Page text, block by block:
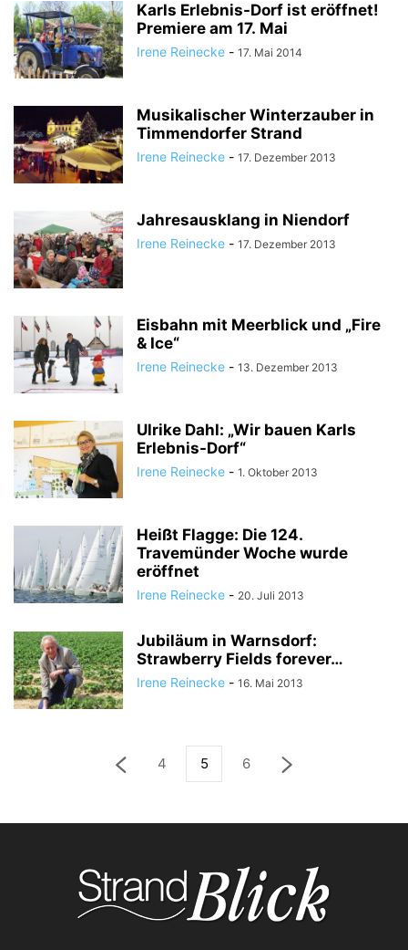
Karls Erlebnis-Dorf ist eröffnet!
Premiere am 17. Mai
Irene Reinecke - 17. Mai 2014
Musikalischer Winterzauber in
Timmendorfer Strand
Irene Reinecke - 17. Dezember 2013
Jahresausklang in Niendorf
Irene Reinecke - 17. Dezember 2013
Eisbahn mit Meerblick und „Fire
& Ice“
Irene Reinecke - 13. Dezember 2013
Ulrike Dahl: „Wir bauen Karls
Erlebnis-Dorf“
Irene Reinecke - 1. Oktober 2013
Heißt Flagge: Die 124.
Travemünder Woche wurde
eröffnet
Irene Reinecke - 20. Juli 2013
Jubiläum in Warnsdorf:
Strawberry Fields forever…
Irene Reinecke - 16. Mai 2013
4 5 6